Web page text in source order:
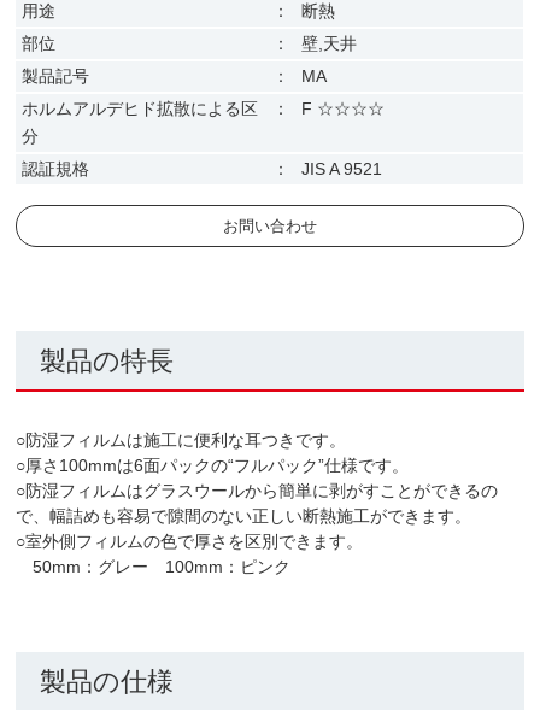
用途 ：
断熱
部位
：
壁,天井
製品記号
：
MA
ホルムアルデヒド拡散による区
分
： F ☆☆☆☆
認証規格 ： JIS A 9521
お問い合わせ
製品の特長
○防湿フィルムは施工に便利な耳つきです。
○厚さ100mmは6面パックの“フルパック”仕様です。
○防湿フィルムはグラスウールから簡単に剥がすことができるの
で、幅詰めも容易で隙間のない正しい断熱施工ができます。
○室外側フィルムの色で厚さを区別できます。
50mm：グレー 100mm：ピンク
製品の仕様